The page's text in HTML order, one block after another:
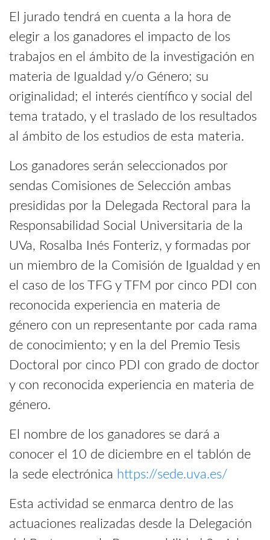
El jurado tendrá en cuenta a la hora de
elegir a los ganadores el impacto de los
trabajos en el ámbito de la investigación en
materia de Igualdad y/o Género; su
originalidad; el interés científico y social del
tema tratado, y el traslado de los resultados
al ámbito de los estudios de esta materia.
Los ganadores serán seleccionados por
sendas Comisiones de Selección ambas
presididas por la Delegada Rectoral para la
Responsabilidad Social Universitaria de la
UVa, Rosalba Inés Fonteriz, y formadas por
un miembro de la Comisión de Igualdad y en
el caso de los TFG y TFM por cinco PDI con
reconocida experiencia en materia de
género con un representante por cada rama
de conocimiento; y en la del Premio Tesis
Doctoral por cinco PDI con grado de doctor
y con reconocida experiencia en materia de
género.
El nombre de los ganadores se dará a
conocer el 10 de diciembre en el tablón de
la sede electrónica https://sede.uva.es/
Esta actividad se enmarca dentro de las
actuaciones realizadas desde la Delegación